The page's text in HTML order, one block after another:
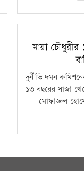
মায়া
দুর্নীতি দমন
১৩ বছরের সাজা
মোফাজ্জল